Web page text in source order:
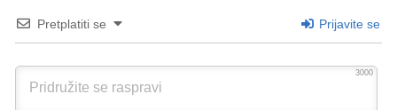
Pretplatiti se Prijavite se
3000